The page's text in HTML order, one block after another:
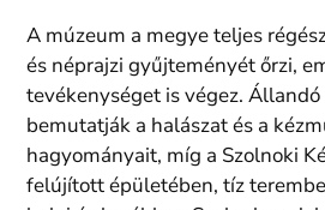
A múzeum a megye teljes
és néprajzi gyűjteményét őrzi,
tevékenységet is végez.
bemutatják a halászat és a
hagyományait, míg a Szolnoki
felújított épületében, tíz